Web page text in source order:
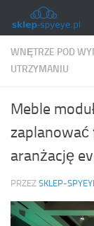
Skip to content
WNĘTRZE POD
UTRZYMANIU
Meble
aranżację
PRZEZ SKLEP-